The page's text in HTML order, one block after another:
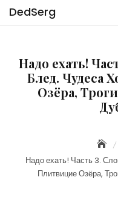
SkipDedSerg
Надо ехать!
Блед. Чудеса
Озёра,
Надо ехать! Часть 3.
Плитвицие Озёра,